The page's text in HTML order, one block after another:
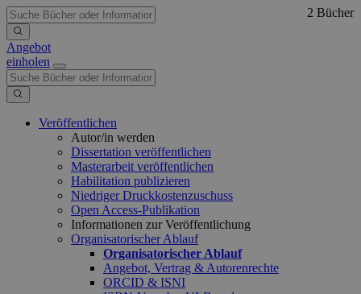
Angebot
einholen
Veröffentlichen
Autor/in werden
Dissertation veröffentlichen
Masterarbeit veröffentlichen
Habilitation publizieren
Niedriger Druckkostenzuschuss
Open Access-Publikation
Informationen zur Veröffentlichung
Organisatorischer Ablauf
Organisatorischer Ablauf
Angebot, Vertrag & Autorenrechte
ORCID & ISNI
2 Bücher